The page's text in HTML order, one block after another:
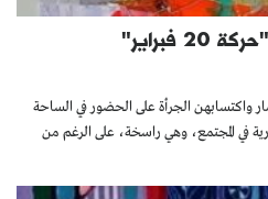
واكتسابهن الجرأة على الحضور في الساحة
في المجتمع، وهي راسخة، على الرغم من